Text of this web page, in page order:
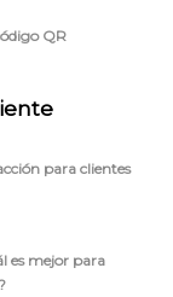
QR
para clientes
es mejor para